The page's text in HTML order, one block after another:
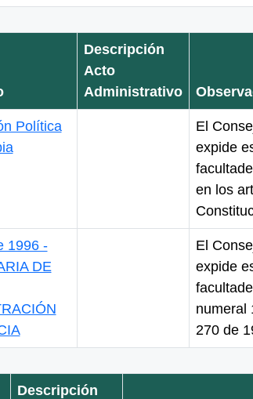
Descripción
Acto
Administrativo
Política
El
expide
en los
1996 -
DE
El
expide
numeral
270 de
Descripción